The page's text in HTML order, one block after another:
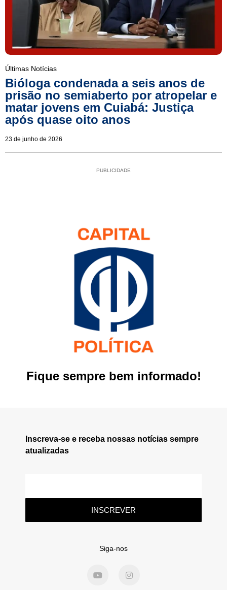
Últimas Notícias
Bióloga condenada a seis anos de
prisão no semiaberto por atropelar e
matar jovens em Cuiabá: Justiça
após quase oito anos
23 de junho de 2026
PUBLICIDADE
Fique sempre bem informado!
Inscreva-se e receba nossas notícias sempre
atualizadas
INSCREVER
Siga-nos